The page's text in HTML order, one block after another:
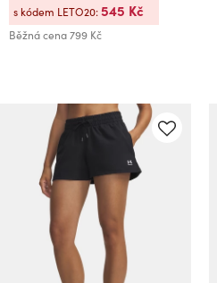
Běžná cena799 Kč
s kódem LETO20:545 Kč